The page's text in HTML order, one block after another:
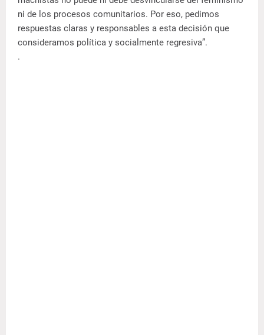
ni de los procesos comunitarios. Por eso, pedimos
respuestas claras y responsables a esta decisión que
consideramos política y socialmente regresiva”.
.